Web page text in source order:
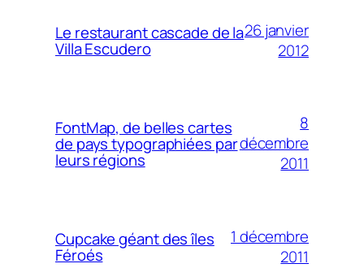
Le restaurant cascade de la
Villa Escudero
26 janvier
2012
FontMap, de belles cartes
de pays typographiées par
leurs régions
8
décembre
2011
Cupcake géant des îles
Féroés
1 décembre
2011